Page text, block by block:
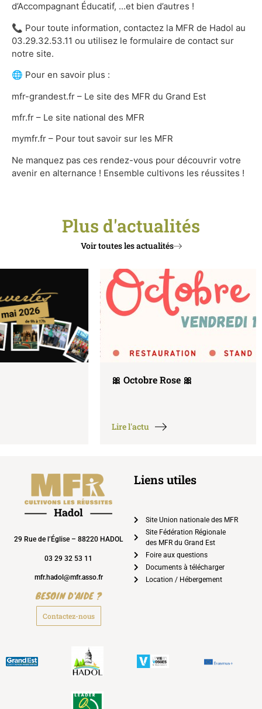
d’Accompagnant Éducatif, ...et bien d’autres !
📞 Pour toute information, contactez la MFR de Hadol au
03.29.32.53.11 ou utilisez le formulaire de contact sur
notre site.
🌐 Pour en savoir plus :
mfr-grandest.fr – Le site des MFR du Grand Est
mfr.fr – Le site national des MFR
mymfr.fr – Pour tout savoir sur les MFR
Ne manquez pas ces rendez-vous pour découvrir votre
avenir en alternance ! Ensemble cultivons les réussites !
Plus d'actualités
Voir toutes les actualités
29 Rue de l’Église – 88220 HADOL
03 29 32 53 11
mfr.hadol@mfr.asso.fr
BESOIN D'AIDE ?
Contactez-nous
Liens utiles
Site Union nationale des MFR
Site Fédération Régionale
des MFR du Grand Est
Foire aux questions
Documents à télécharger
Location / Hébergement